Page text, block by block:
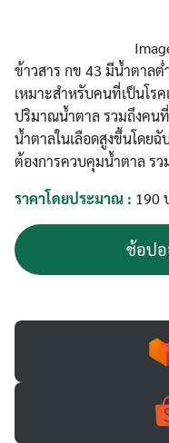
ข้าวสาร กข 43 มีน้ำตาล
เหมาะสำหรับคนที่เป็นโร
ปริมาณน้ำตาล รวมถึงคน
น้ำตาลในเลือดสูงขึ้นโดย
ต้องการควบคุมน้ำตาล ร
ราคาโดยประมาณ : 190
ช้อปอ